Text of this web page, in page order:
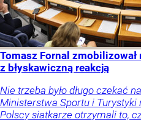
Tomasz Fornal
z błyskawiczną reakcją
Nie trzeba było długo czekać
Ministerstwa Sportu i Turystyki
Polscy siatkarze otrzymali to,